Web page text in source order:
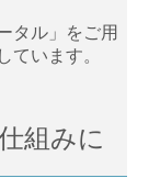
タル」をご用
ています。
組みに